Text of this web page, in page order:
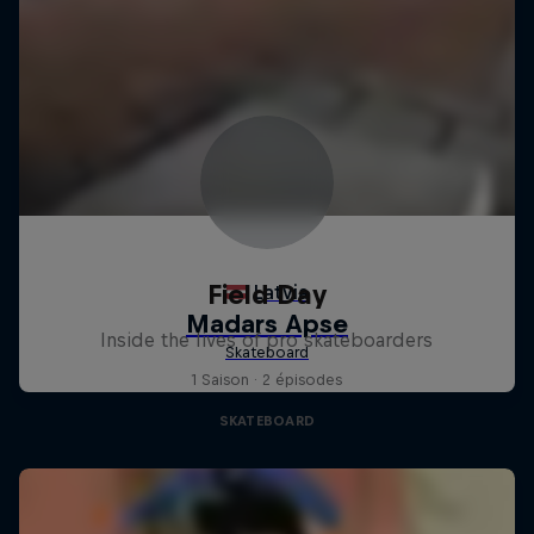
Field Day
Inside the lives of pro skateboarders
1 Saison · 2 épisodes
SKATEBOARD